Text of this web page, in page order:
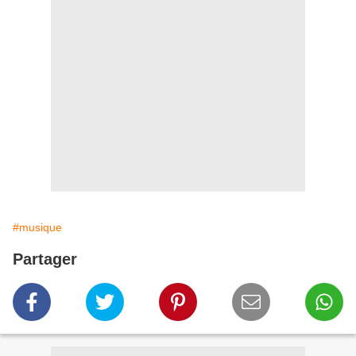
#musique
Partager